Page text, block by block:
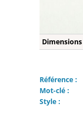
Dimensions
Référence :
Mot-clé :
Style :